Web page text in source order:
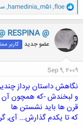
و
ا
ک
ن
ش
ه
ا
floe
,
hamedinia_m51
,
RESPINA @
عضو جدید کاربر
Sep 9, 2009
نگاهش داستان برداز
و لبخندش -که همچون آن
قرن ها باید نشستن ها
که تا یکدم گذارش... آی٬ گر ممکن شود...